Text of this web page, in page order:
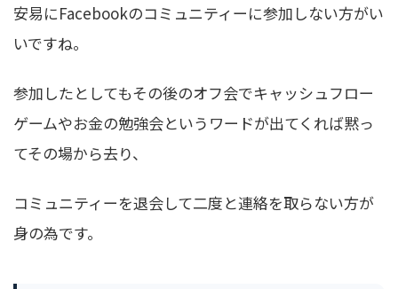
安易にFacebookのコミュニティーに参加しない方がい
いですね。
参加したとしてもその後のオフ会でキャッシュフロー
ゲームやお金の勉強会というワードが出てくれば黙っ
てその場から去り、
コミュニティーを退会して二度と連絡を取らない方が
身の為です。